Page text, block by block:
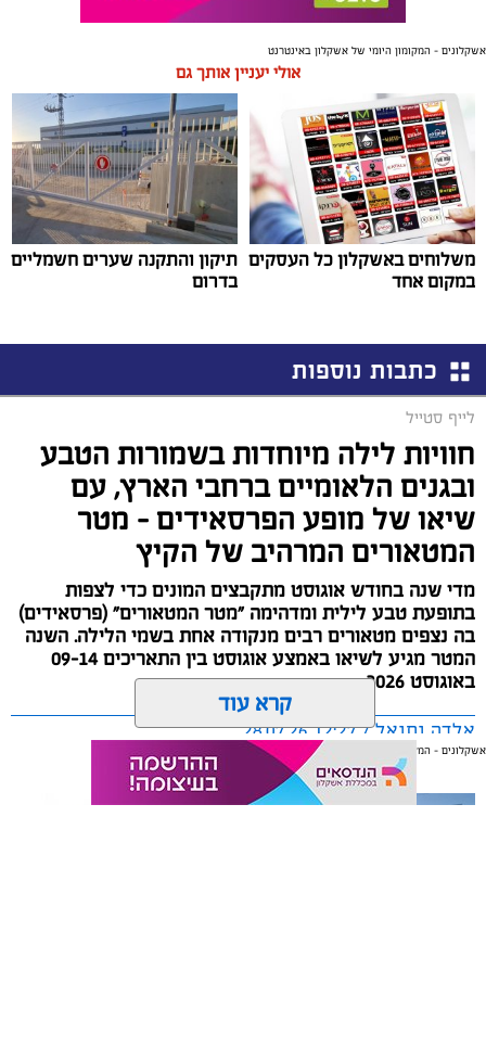
אשקלונים - המקומון היומי של אשקלון באינטרנט
אולי יעניין אותך גם
משלוחים באשקלון כל העסקים
במקום אחד
תיקון והתקנה שערים חשמליים
בדרום
כתבות נוספות
לייף סטייל
חוויות לילה מיוחדות בשמורות הטבע
ובגנים הלאומיים ברחבי הארץ, עם
שיאו של מופע הפרסאידים - מטר
המטאורים המרהיב של הקיץ
מדי שנה בחודש אוגוסט מתקבצים המונים כדי לצפות
בתופעת טבע לילית ומדהימה "מטר המטאורים" (פרסאידים)
בה נצפים מטאורים רבים מנקודה אחת בשמי הלילה. השנה
המטר מגיע לשיאו באמצע אוגוסט בין התאריכים 09-14
באוגוסט 2026.
אלדה נתנאל / 12:27 28.07.26
קרא עוד
אשקלונים - המקומון היומי של אשקלון באינטרנט
אולי יעניין אותך גם